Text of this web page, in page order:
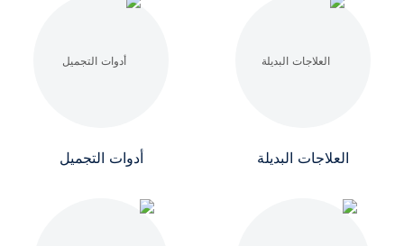
العلاجات البديلة أدوات التجميل